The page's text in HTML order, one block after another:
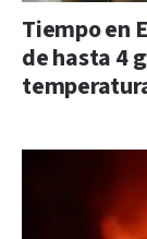
Tiempo en
de hasta 4